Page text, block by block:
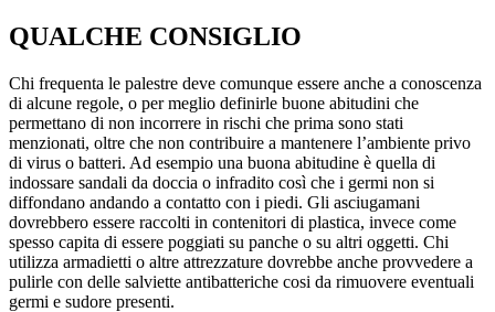
QUALCHE CONSIGLIO
Chi frequenta le palestre deve comunque essere anche a conoscenza
di alcune regole, o per meglio definirle buone abitudini che
permettano di non incorrere in rischi che prima sono stati
menzionati, oltre che non contribuire a mantenere l’ambiente privo
di virus o batteri. Ad esempio una buona abitudine è quella di
indossare sandali da doccia o infradito così che i germi non si
diffondano andando a contatto con i piedi. Gli asciugamani
dovrebbero essere raccolti in contenitori di plastica, invece come
spesso capita di essere poggiati su panche o su altri oggetti. Chi
utilizza armadietti o altre attrezzature dovrebbe anche provvedere a
pulirle con delle salviette antibatteriche cosi da rimuovere eventuali
germi e sudore presenti.